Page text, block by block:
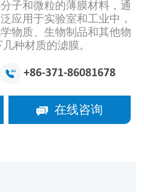
子和微粒的薄膜材料，通
应用于实验室和工业中，
物质、生物制品和其他物
种材质的滤膜。
+86-371-86081678
在线咨询